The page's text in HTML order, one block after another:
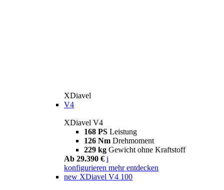
XDiavel
V4
XDiavel V4
168 PS Leistung
126 Nm Drehmoment
229 kg Gewicht ohne Kraftstoff
Ab 29.390 € i
konfigurieren mehr entdecken
new XDiavel V4 100